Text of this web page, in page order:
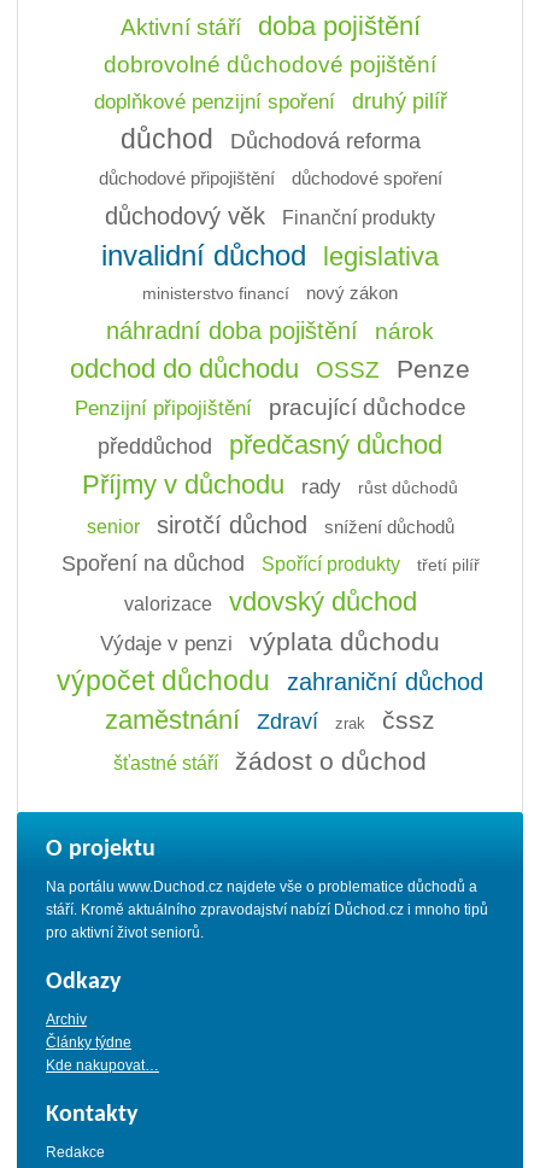
Aktivní stáří doba pojištění
dobrovolné důchodové pojištění
doplňkové penzijní spoření druhý pilíř
důchod Důchodová reforma
důchodové připojištění důchodové spoření
důchodový věk Finanční produkty
invalidní důchod legislativa
ministerstvo financí nový zákon
náhradní doba pojištění nárok
odchod do důchodu OSSZ Penze
Penzijní připojištění pracující důchodce
předdůchod předčasný důchod
Příjmy v důchodu rady růst důchodů
senior sirotčí důchod snížení důchodů
Spoření na důchod Spořící produkty třetí pilíř
valorizace vdovský důchod
Výdaje v penzi výplata důchodu
výpočet důchodu zahraniční důchod
zaměstnání Zdraví zrak čssz
šťastné stáří žádost o důchod
O projektu
Na portálu www.Duchod.cz najdete vše o problematice důchodů a
stáří. Kromě aktuálního zpravodajství nabízí Důchod.cz i mnoho tipů
pro aktivní život seniorů.
Odkazy
Archiv
Články týdne
Kde nakupovat…
Kontakty
Redakce